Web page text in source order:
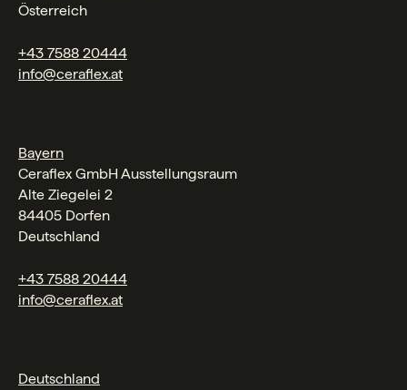
Österreich
+43 7588 20444
info@ceraflex.at
Bayern
Ceraflex GmbH Ausstellungsraum
Alte Ziegelei 2
84405 Dorfen
Deutschland
+43 7588 20444
info@ceraflex.at
Deutschland